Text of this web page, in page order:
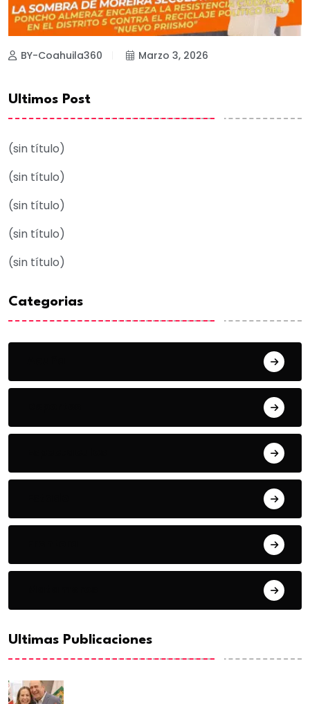
BY-Coahuila360 Marzo 3, 2026
Ultimos Post
(sin título)
(sin título)
(sin título)
(sin título)
(sin título)
Categorias
Ultimas Publicaciones